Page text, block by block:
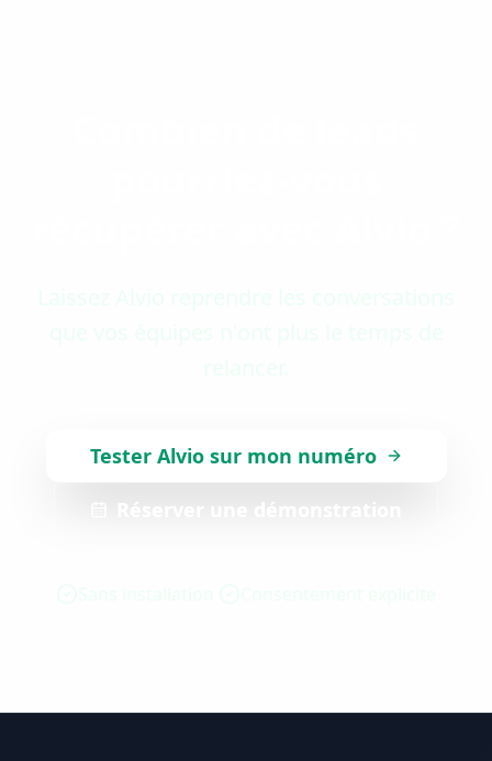
Tester Alvio sur mon numéro